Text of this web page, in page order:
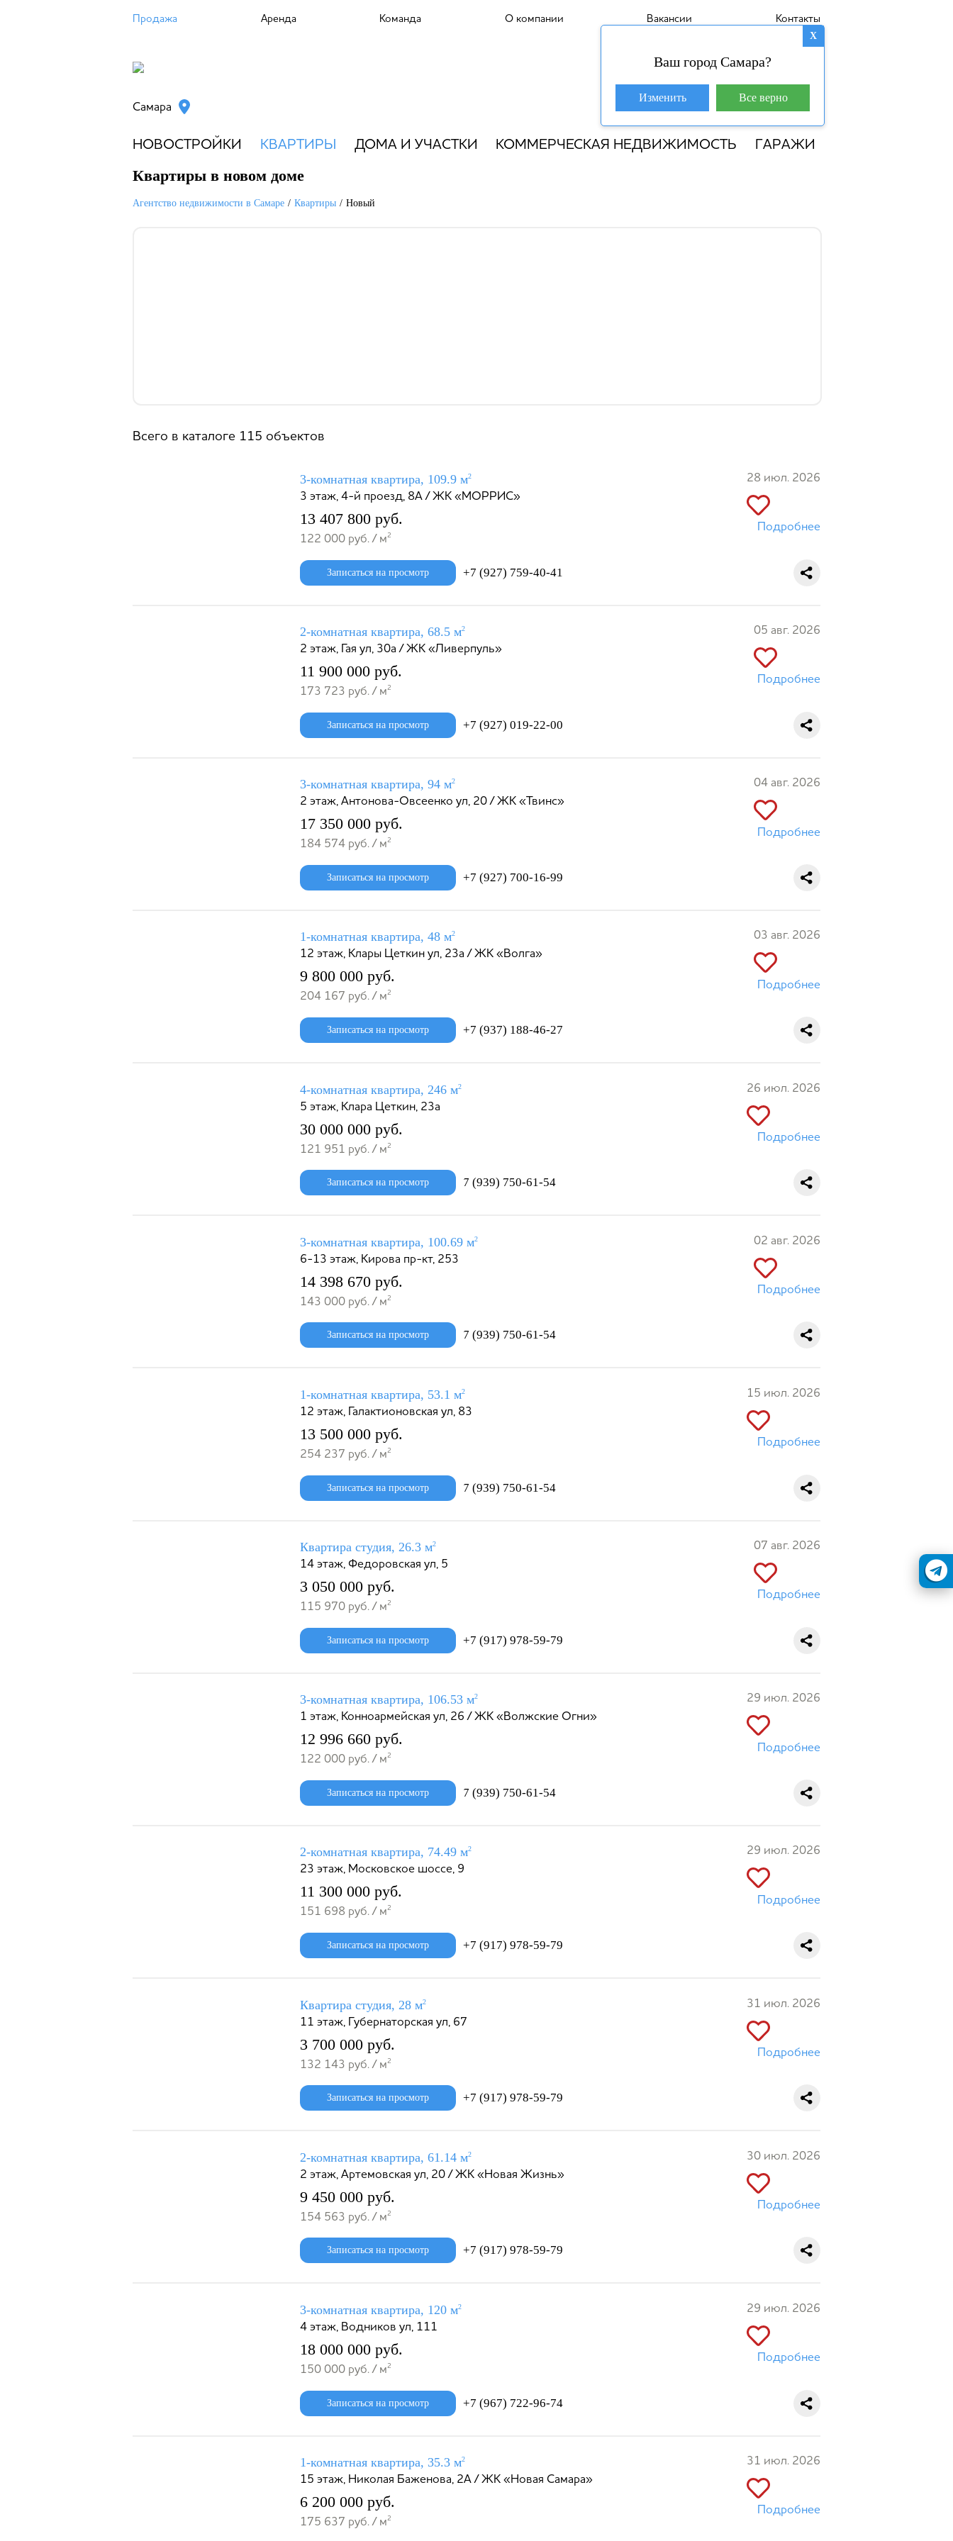
Продажа Аренда Команда О компании Вакансии Контакты
База покупателей (601)
Самара 8 800 250-04-53
НОВОСТРОЙКИ КВАРТИРЫ ДОМА И УЧАСТКИ КОММЕРЧЕСКАЯ НЕДВИЖИМОСТЬ ГАРАЖИ
X
Ваш город Самара?
Изменить Все верно
Квартиры в новом доме
Агентство недвижимости в Самаре Квартиры Новый
Всего в каталоге 115 объектов
3-комнатная квартира, 109.9 м2
3 этаж, 4-й проезд, 8А / ЖК «МОРРИС»
28 июл. 2026
13 407 800 руб.
122 000 руб. / м2
Подробнее
Записаться на просмотр +7 (927) 759-40-41
2-комнатная квартира, 68.5 м2
2 этаж, Гая ул, 30а / ЖК «Ливерпуль»
05 авг. 2026
11 900 000 руб.
173 723 руб. / м2
Подробнее
Записаться на просмотр +7 (927) 019-22-00
3-комнатная квартира, 94 м2
2 этаж, Антонова-Овсеенко ул, 20 / ЖК «Твинс»
04 авг. 2026
17 350 000 руб.
184 574 руб. / м2
Подробнее
Записаться на просмотр +7 (927) 700-16-99
1-комнатная квартира, 48 м2
12 этаж, Клары Цеткин ул, 23а / ЖК «Волга»
03 авг. 2026
9 800 000 руб.
204 167 руб. / м2
Подробнее
Записаться на просмотр +7 (937) 188-46-27
4-комнатная квартира, 246 м2
5 этаж, Клара Цеткин, 23а
26 июл. 2026
30 000 000 руб.
121 951 руб. / м 2
Подробнее
Записаться на просмотр 7 (939) 750-61-54
3-комнатная квартира, 100.69 м2
6-13 этаж, Кирова пр-кт, 253
02 авг. 2026
14 398 670 руб.
143 000 руб. / м 2
Подробнее
Записаться на просмотр 7 (939) 750-61-54
1-комнатная квартира, 53.1 м2
12 этаж, Галактионовская ул, 83
15 июл. 2026
13 500 000 руб.
254 237 руб. / м 2
Подробнее
Записаться на просмотр 7 (939) 750-61-54
Квартира студия, 26.3 м2
14 этаж, Федоровская ул, 5
07 авг. 2026
3 050 000 руб.
115 970 руб. / м2
Подробнее
Записаться на просмотр +7 (917) 978-59-79
3-комнатная квартира, 106.53 м2
1 этаж, Конноармейская ул, 26 / ЖК «Волжские Огни»
29 июл. 2026
12 996 660 руб.
122 000 руб. / м2
Подробнее
Записаться на просмотр 7 (939) 750-61-54
2-комнатная квартира, 74.49 м2
23 этаж, Московское шоссе, 9
29 июл. 2026
11 300 000 руб.
151 698 руб. / м2
Подробнее
Записаться на просмотр +7 (917) 978-59-79
Квартира студия, 28 м2
11 этаж, Губернаторская ул, 67
31 июл. 2026
3 700 000 руб.
132 143 руб. / м 2
Подробнее
Записаться на просмотр +7 (917) 978-59-79
2-комнатная квартира, 61.14 м2
2 этаж, Артемовская ул, 20 / ЖК «Новая Жизнь»
30 июл. 2026
9 450 000 руб.
154 563 руб. / м 2
Подробнее
Записаться на просмотр +7 (917) 978-59-79
3-комнатная квартира, 120 м2
4 этаж, Водников ул, 111
29 июл. 2026
18 000 000 руб.
150 000 руб. / м 2
Подробнее
Записаться на просмотр +7 (967) 722-96-74
1-комнатная квартира, 35.3 м2
15 этаж, Николая Баженова, 2А / ЖК «Новая Самара»
31 июл. 2026
6 200 000 руб.
175 637 руб. / м2
Подробнее